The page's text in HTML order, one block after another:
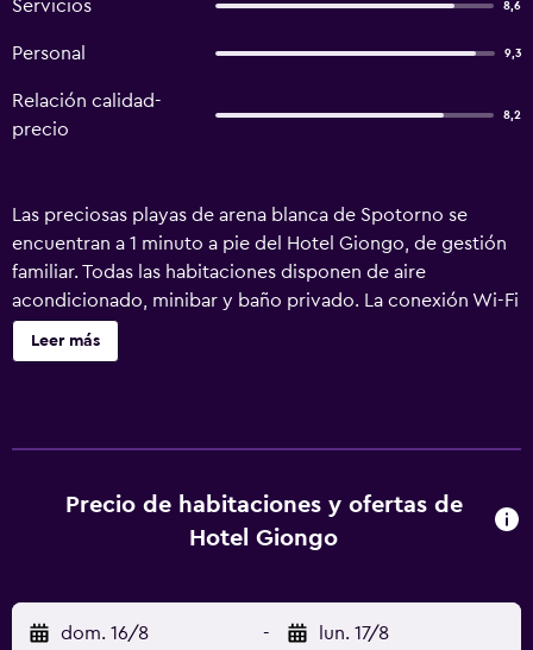
Servicios 8,6
Personal 9,3
Relación calidad-
precio
8,2
Las preciosas playas de arena blanca de Spotorno se
encuentran a 1 minuto a pie del Hotel Giongo, de gestión
familiar. Todas las habitaciones disponen de aire
acondicionado, minibar y baño privado. La conexión Wi-Fi
es gratuita. Por un suplemento, se sirve un desayuno a la
carta con huevos, embutidos y pasteles caseros. A poca
desde Vado Ligure, situado a 6 km. Se encuentra a 5
minutos en coche de la autopista A10.
Leer más
Precio de habitaciones y ofertas de
Hotel Giongo
dom. 16/8 - lun. 17/8